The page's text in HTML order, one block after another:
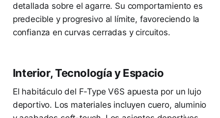
detallada sobre el agarre. Su comportamiento es
predecible y progresivo al límite, favoreciendo la
confianza en curvas cerradas y circuitos.
Interior, Tecnología y Espacio
El habitáculo del F-Type V6S apuesta por un lujo
deportivo. Los materiales incluyen cuero, aluminio